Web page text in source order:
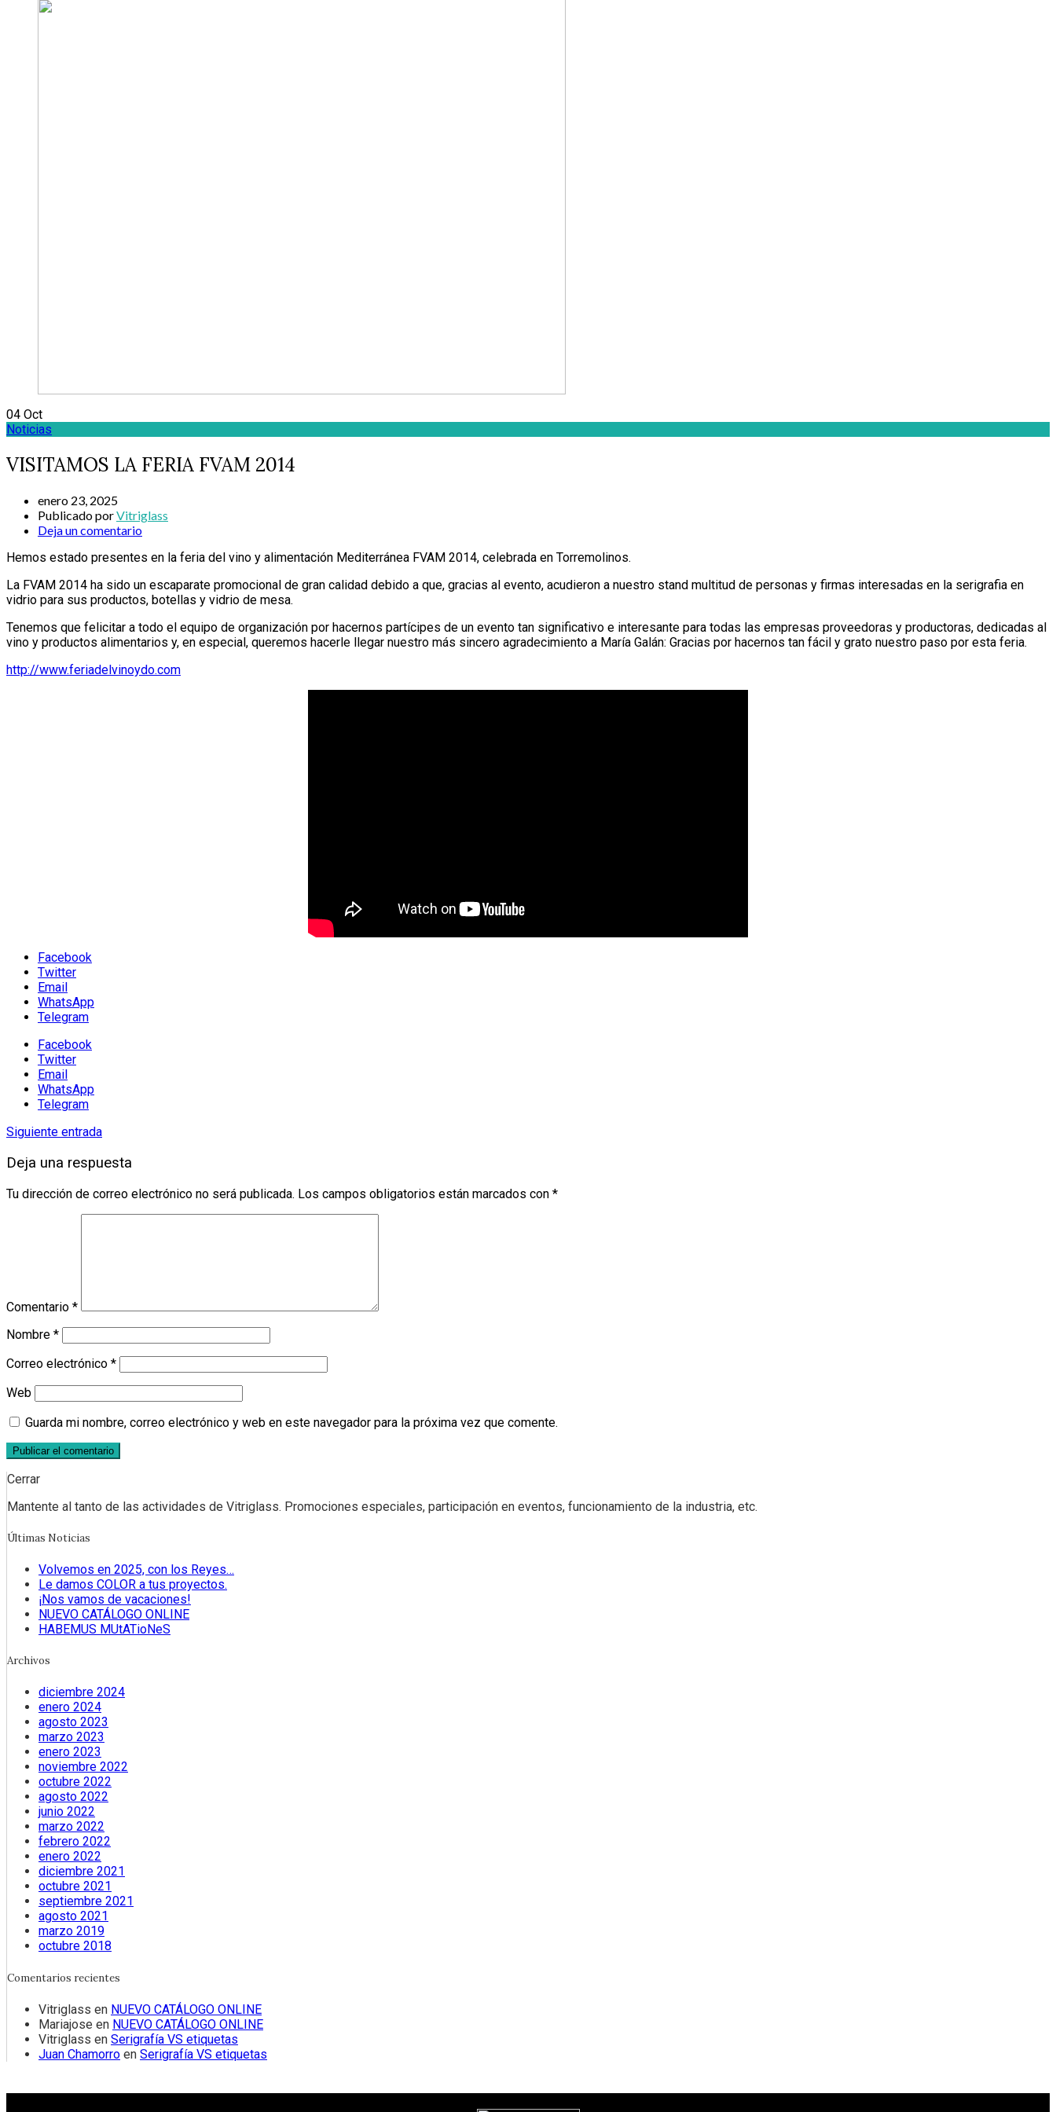
04 Oct
Noticias
VISITAMOS LA FERIA FVAM 2014
enero 23, 2025
Publicado porVitriglass
Deja un comentario
Hemos estado presentes en la feria del vino y alimentación Mediterránea FVAM 2014, celebrada en Torremolinos.
La FVAM 2014 ha sido un escaparate promocional de gran calidad debido a que, gracias al evento, acudieron a nuestro stand multitud de personas y firmas interesadas en la serigrafia en
vidrio para sus productos, botellas y vidrio de mesa.
Tenemos que felicitar a todo el equipo de organización por hacernos partícipes de un evento tan significativo e interesante para todas las empresas proveedoras y productoras, dedicadas al
vino y productos alimentarios y, en especial, queremos hacerle llegar nuestro más sincero agradecimiento a María Galán: Gracias por hacernos tan fácil y grato nuestro paso por esta feria.
http://www.feriadelvinoydo.com
Facebook
Twitter
Email
WhatsApp
Telegram
Facebook
Twitter
Email
WhatsApp
Telegram
Siguiente entrada
Deja una respuesta
Tu dirección de correo electrónico no será publicada. Los campos obligatorios están marcados con *
Comentario *
Nombre *
Correo electrónico *
Web
Guarda mi nombre, correo electrónico y web en este navegador para la próxima vez que comente.
Cerrar
Mantente al tanto de las actividades de Vitriglass. Promociones especiales, participación en eventos, funcionamiento de la industria, etc.
Últimas Noticias
Volvemos en 2025, con los Reyes…
Le damos COLOR a tus proyectos.
¡Nos vamos de vacaciones!
NUEVO CATÁLOGO ONLINE
HABEMUS MUtATioNeS
Archivos
diciembre 2024
enero 2024
agosto 2023
marzo 2023
enero 2023
noviembre 2022
octubre 2022
agosto 2022
junio 2022
marzo 2022
febrero 2022
enero 2022
diciembre 2021
octubre 2021
septiembre 2021
agosto 2021
marzo 2019
octubre 2018
Comentarios recientes
Vitriglass en NUEVO CATÁLOGO ONLINE
Mariajose en NUEVO CATÁLOGO ONLINE
Vitriglass en Serigrafía VS etiquetas
Juan Chamorro en Serigrafía VS etiquetas